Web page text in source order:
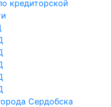
кредиторской
Сердобска